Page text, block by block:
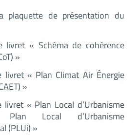
plaquette de présentation du
livret « Schéma de cohérence
»
livret « Plan Climat Air Énergie
»
livret « Plan Local d’Urbanisme
Local d’Urbanisme
(PLUi) »